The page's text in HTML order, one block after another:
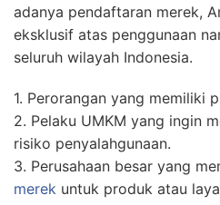
adanya pendaftaran merek,
eksklusif atas penggunaan
seluruh wilayah Indonesia.
1. Perorangan yang memiliki
2. Pelaku UMKM yang ingin
risiko penyalahgunaan.
3. Perusahaan besar yang
merek untuk produk atau